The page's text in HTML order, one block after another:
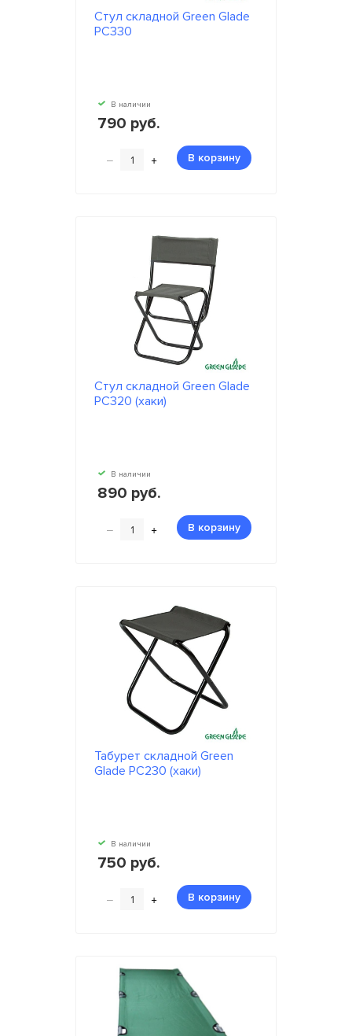
Стул складной Green Glade
РС330
В наличии
790 руб.
– + В корзину
Стул складной Green Glade
РС320 (хаки)
В наличии
890 руб.
– + В корзину
Табурет складной Green
Glade РС230 (хаки)
В наличии
750 руб.
– + В корзину